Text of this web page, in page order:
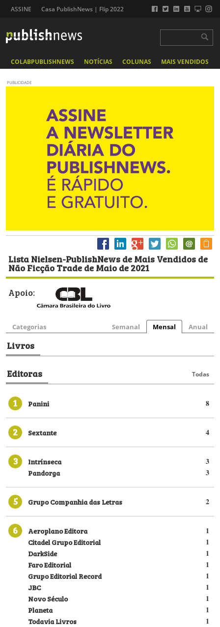
ASSINE Casa PublishNews | Flip 2022
COLABPUBLISHNEWS NOTÍCIAS COLUNAS MAIS VENDIDOS
PUBLICIDADE
Lista Nielsen-PublishNews de Mais Vendidos de
Não Ficção Trade de Maio de 2021
Apoio:
Categorias Semanal Mensal Anual
Livros
Editoras Todas
1 8
Panini
2 4
Sextante
3 3
Intrínseca
3
Pandorga
5 2
Grupo Companhia das Letras
6 1
Aeroplano Editora
1
Citadel Grupo Editorial
1
DarkSide
1
Faro Editorial
1
Grupo Editorial Record
1
JBC
1
Novo Século
1
Planeta
1
Todavia Livros